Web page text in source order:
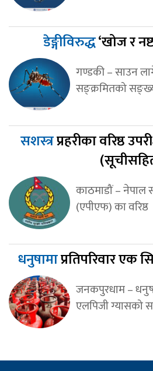
डेङ्गीविरुद्ध‘खोज र
गण्डकी – साउन
सङ्क्रमितको
सशस्त्रप्रहरीका वरिष्ठ
काठमाडौं – नेपाल
(एपीएफ) का वरिष्ठ
धनुषामाप्रतिपरिवार एक
जनकपुरधाम –
एलपिजी ग्यासको